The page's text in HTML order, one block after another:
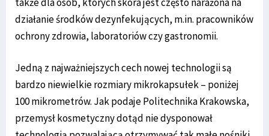
działanie środków dezynfekujących, m.in. pracowników
ochrony zdrowia, laboratoriów czy gastronomii.
Jedną z najważniejszych cech nowej technologii są
bardzo niewielkie rozmiary mikrokapsułek – poniżej
100 mikrometrów. Jak podaje Politechnika Krakowska,
przemysł kosmetyczny dotąd nie dysponował